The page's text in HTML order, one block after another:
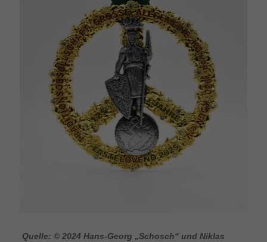
Quelle: © 2024 Hans-Georg „Schosch“ und Niklas